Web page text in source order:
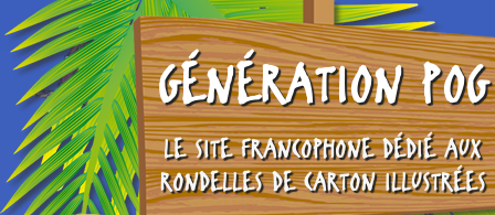
GÉNÉRATION POG
LE SITE FRANCOPHONE DÉDIÉ AUX
RONDELLES DE CARTON ILLUSTRÉES